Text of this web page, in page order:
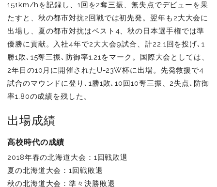
151km/hを記録し、1回を2奪三振、無失点でデビューを果
たすと、秋の都市対抗2回戦では初先発。翌年も2大大会に
出場し、夏の都市対抗はベスト4、秋の日本選手権では準
優勝に貢献。入社4年で2大大会9試合、計22.1回を投げ､1
勝1敗､15奪三振､防御率1.21をマーク。国際大会としては、
2年目の10月に開催されたU-23W杯に出場。先発救援で4
試合のマウンドに登り､1勝1敗､10回10奪三振、2失点､防御
率1.80の成績を残した。
出場成績
高校時代の成績
2018年春の北海道大会：1回戦敗退
夏の北海道大会：1回戦敗退
秋の北海道大会：準々決勝敗退